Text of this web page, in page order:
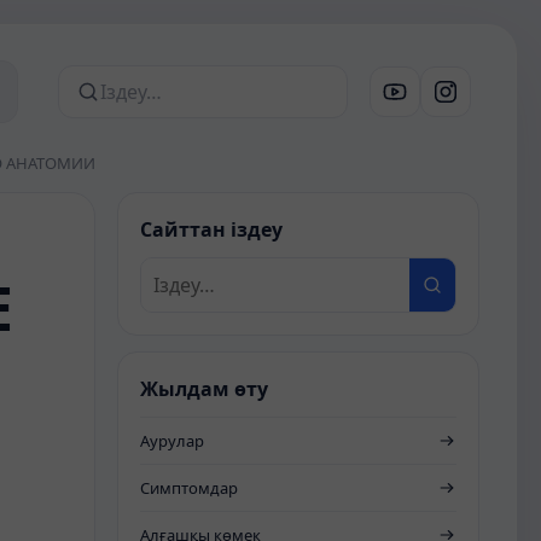
Сайттан іздеу
АНАТОМИИ
Сайттан іздеу
Жылдам өту
Аурулар
Симптомдар
Алғашқы көмек